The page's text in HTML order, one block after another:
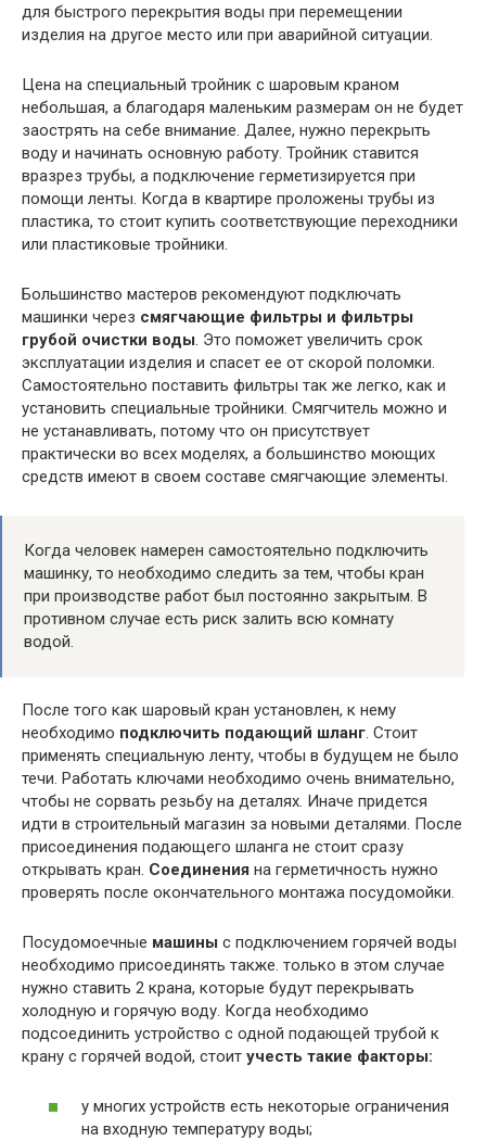
для быстрого перекрытия воды при перемещении
изделия на другое место или при аварийной ситуации.
Цена на специальный тройник с шаровым краном
небольшая, а благодаря маленьким размерам он не будет
заострять на себе внимание. Далее, нужно перекрыть
воду и начинать основную работу. Тройник ставится
вразрез трубы, а подключение герметизируется при
помощи ленты. Когда в квартире проложены трубы из
пластика, то стоит купить соответствующие переходники
или пластиковые тройники.
Большинство мастеров рекомендуют подключать
машинки через смягчающие фильтры и фильтры
грубой очистки воды. Это поможет увеличить срок
эксплуатации изделия и спасет ее от скорой поломки.
Самостоятельно поставить фильтры так же легко, как и
установить специальные тройники. Смягчитель можно и
не устанавливать, потому что он присутствует
практически во всех моделях, а большинство моющих
средств имеют в своем составе смягчающие элементы.
Когда человек намерен самостоятельно подключить
машинку, то необходимо следить за тем, чтобы кран
при производстве работ был постоянно закрытым. В
противном случае есть риск залить всю комнату
водой.
После того как шаровый кран установлен, к нему
необходимо подключить подающий шланг. Стоит
применять специальную ленту, чтобы в будущем не было
течи. Работать ключами необходимо очень внимательно,
чтобы не сорвать резьбу на деталях. Иначе придется
идти в строительный магазин за новыми деталями. После
присоединения подающего шланга не стоит сразу
открывать кран. Соединения на герметичность нужно
проверять после окончательного монтажа посудомойки.
Посудомоечные машины с подключением горячей воды
необходимо присоединять также. только в этом случае
нужно ставить 2 крана, которые будут перекрывать
холодную и горячую воду. Когда необходимо
подсоединить устройство с одной подающей трубой к
крану с горячей водой, стоит учесть такие факторы:
у многих устройств есть некоторые ограничения
на входную температуру воды;